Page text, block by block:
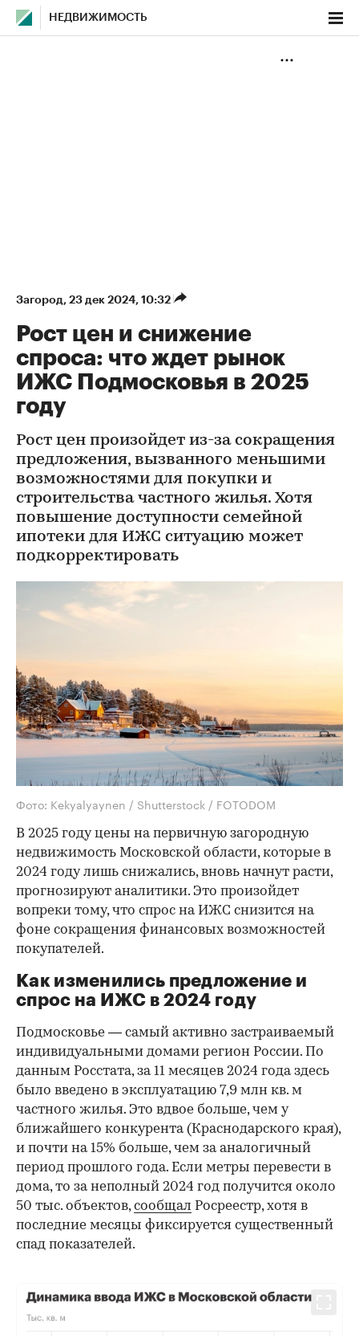
НЕДВИЖИМОСТЬ
Загород⁠, 23 дек 2024, 10:32
Рост цен и снижение
спроса: что ждет рынок
ИЖС Подмосковья в 2025
году
Рост цен произойдет из-за сокращения
предложения, вызванного меньшими
возможностями для покупки и
строительства частного жилья. Хотя
повышение доступности семейной
ипотеки для ИЖС ситуацию может
подкорректировать
Фото: Kekyalyaynen / Shutterstock / FOTODOM
В 2025 году цены на первичную загородную
недвижимость Московской области, которые в
2024 году лишь снижались, вновь начнут расти,
прогнозируют аналитики. Это произойдет
вопреки тому, что спрос на ИЖС снизится на
фоне сокращения финансовых возможностей
покупателей.
Как изменились предложение и
спрос на ИЖС в 2024 году
Подмосковье — самый активно застраиваемый
индивидуальными домами регион России. По
данным Росстата, за 11 месяцев 2024 года здесь
было введено в эксплуатацию 7,9 млн кв. м
частного жилья. Это вдвое больше, чем у
ближайшего конкурента (Краснодарского края),
и почти на 15% больше, чем за аналогичный
период прошлого года. Если метры перевести в
дома, то за неполный 2024 год получится около
50 тыс. объектов,сообщал Росреестр, хотя в
последние месяцы фиксируется существенный
спад показателей.